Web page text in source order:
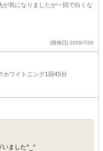
気になりましたが一回で白くな
[投稿日] 2026/7/20
ホワイトニング1回45分
いました^_^